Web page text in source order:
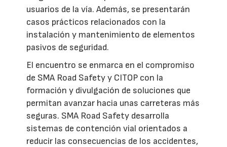
usuarios de la vía. Además, se presentarán
casos prácticos relacionados con la
instalación y mantenimiento de elementos
pasivos de seguridad.
El encuentro se enmarca en el compromiso
de SMA Road Safety y CITOP con la
formación y divulgación de soluciones que
permitan avanzar hacia unas carreteras más
seguras. SMA Road Safety desarrolla
sistemas de contención vial orientados a
reducir las consecuencias de los accidentes,